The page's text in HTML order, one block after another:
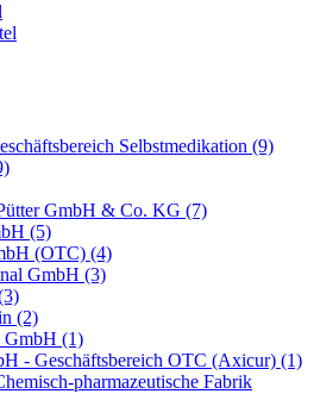
Selbstmedikation (9)
GmbH & Co. KG (7)
(5)
(OTC) (4)
GmbH (3)
(2)
GmbH (1)
- Geschäftsbereich OTC (Axicur) (1)
pharmazeutische Fabrik